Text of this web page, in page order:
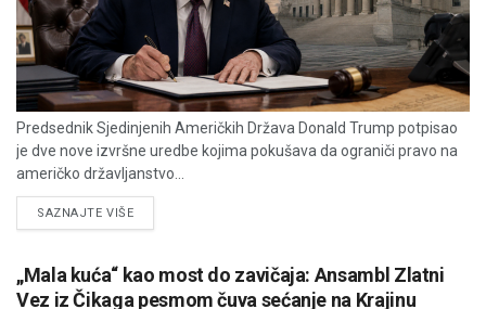
Predsednik Sjedinjenih Američkih Država Donald Trump potpisao
je dve nove izvršne uredbe kojima pokušava da ograniči pravo na
američko državljanstvo...
SAZNAJTE VIŠEDETAILS
„Mala kuća“ kao most do zavičaja: Ansambl Zlatni
Vez iz Čikaga pesmom čuva sećanje na Krajinu